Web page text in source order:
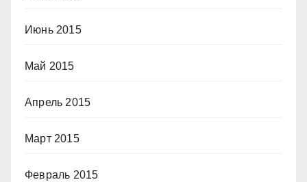
Июнь 2015
Май 2015
Апрель 2015
Март 2015
Февраль 2015